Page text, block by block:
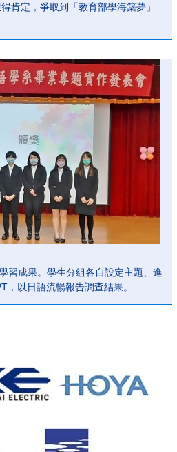
肯定，爭取到「教育部學海築夢」
習成果。學生分組各自設定主題、進
，以日語流暢報告調查結果。